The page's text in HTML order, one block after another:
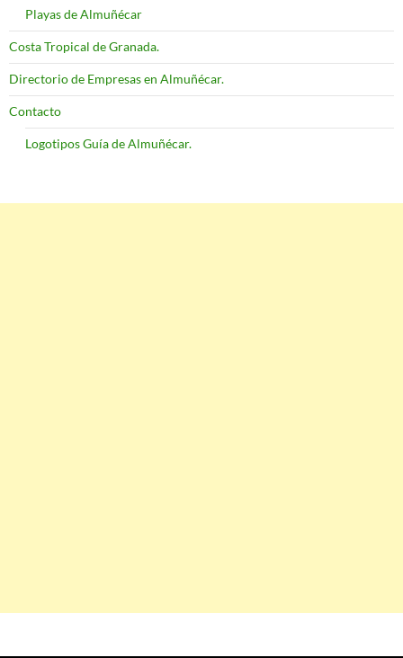
Playas de Almuñécar
Costa Tropical de Granada.
Directorio de Empresas en Almuñécar.
Contacto
Logotipos Guía de Almuñécar.